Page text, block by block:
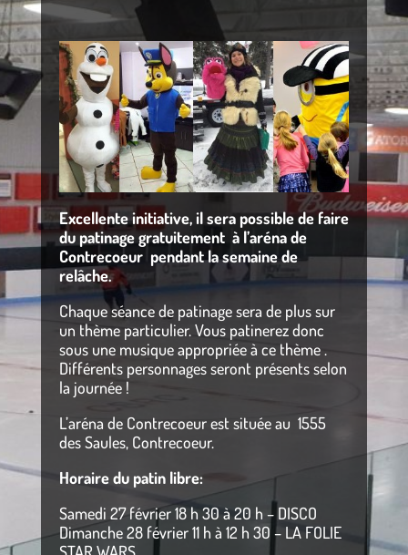
Excellente initiative, il sera possible de faire
du patinage gratuitement à l’aréna de
Contrecoeur pendant la semaine de
relâche.
Chaque séance de patinage sera de plus sur
un thème particulier. Vous patinerez donc
sous une musique appropriée à ce thème .
Différents personnages seront présents selon
la journée !
L’aréna de Contrecoeur est située au 1555
des Saules, Contrecoeur.
Horaire du patin libre:
Samedi 27 février 18 h 30 à 20 h – DISCO
Dimanche 28 février 11 h à 12 h 30 – LA FOLIE